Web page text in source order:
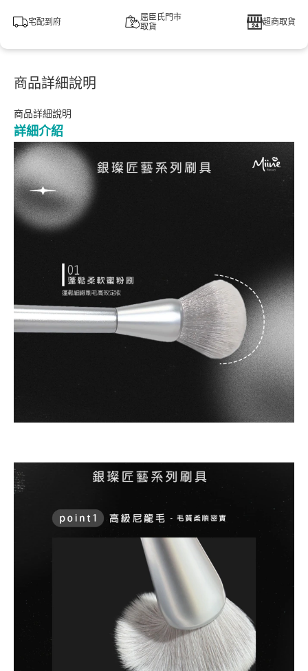
宅配到府
屈臣氏門市
取貨
超商取貨
商品詳細說明
商品詳細說明
詳細介紹